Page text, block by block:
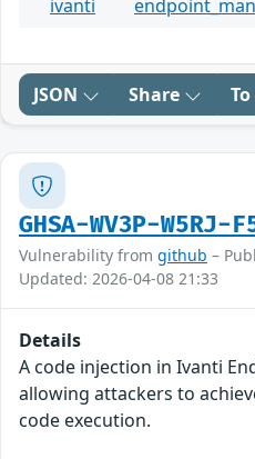
ivanti
JSON Share
GHSA-WV3P-W5RJ-
Vulnerability from github –
Updated: 2026-04-08 21:33
Details
A code injection in Ivanti
allowing attackers to
code execution.